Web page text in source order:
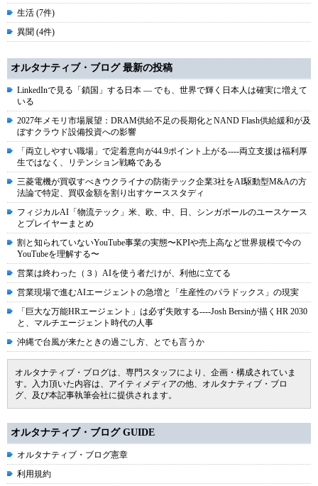
生活 (7件)
異聞 (4件)
オルタナティブ・ブログ 最新の投稿
LinkedInで見る「鎖国」する日本 ― でも、世界で輝く日本人は確実に増えて
いる
2027年メモリ市場展望：DRAM供給不足の長期化とNAND Flash供給緩和が及
ぼすクラウド設備投資への影響
「両立しやすい職場」で定着意向が44.9ポイント上がる----両立支援は福利厚
生ではなく、リテンション戦略である
三菱電機が買収すべきウクライナの防衛テック企業3社をAI駆動型M&Aの方
法論で特定、買収金額を割り出すケーススタディ
フィジカルAI「物流テック」米、欧、中、日、シンガポールのユースケース
とプレイヤーまとめ
割と知られていないYouTube事業の実態〜KPIや売上高など世界規模で今の
YouTubeを理解する〜
営業は終わった（３）AIを使う者だけが、利他に立てる
営業現場で進むAIエージェントの急増と「生産性のパラドックス」の現実
「巨大な万能HRエージェント」は必ず失敗する----Josh Bersinが描くHR 2030
と、マルチエージェント時代の人事
沖縄で台風が来たときの過ごし方、とでも言うか
オルタナティブ・ブログは、専門スタッフにより、企画・構成されていま
す。入力頂いた内容は、アイティメディアの他、オルタナティブ・ブロ
グ、及び本記事執筆会社に提供されます。
オルタナティブ・ブログ GUIDE
オルタナティブ・ブログ憲章
利用規約